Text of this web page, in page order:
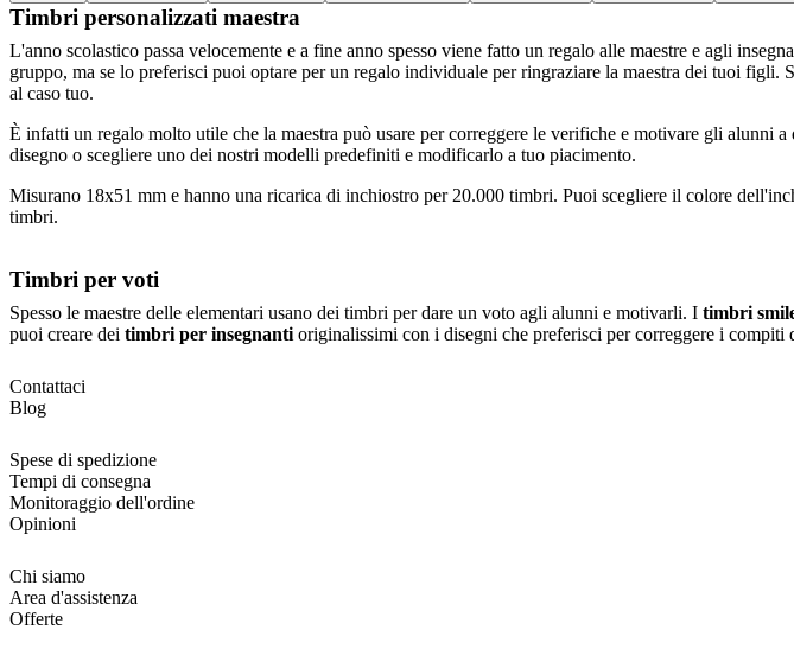
Timbri personalizzati maestra
L'anno scolastico passa velocemente e a fine anno spesso viene fatto un regalo alle maestre e agli
gruppo, ma se lo preferisci puoi optare per un regalo individuale per ringraziare la maestra dei tuoi figli.
al caso tuo.
È infatti un regalo molto utile che la maestra può usare per correggere le verifiche e motivare gli alunni
disegno o scegliere uno dei nostri modelli predefiniti e modificarlo a tuo piacimento.
Misurano 18x51 mm e hanno una ricarica di inchiostro per 20.000 timbri. Puoi scegliere il colore
timbri.
Timbri per voti
Spesso le maestre delle elementari usano dei timbri per dare un voto agli alunni e motivarli. I timbri
puoi creare dei timbri per insegnanti originalissimi con i disegni che preferisci per correggere i compiti
Contattaci
Blog
Spese di spedizione
Tempi di consegna
Monitoraggio dell'ordine
Opinioni
Chi siamo
Area d'assistenza
Offerte